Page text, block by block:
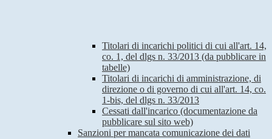
Titolari di incarichi politici di cui all'art. 14,
co. 1, del dlgs n. 33/2013 (da pubblicare in
tabelle)
Titolari di incarichi di amministrazione, di
direzione o di governo di cui all'art. 14, co.
1-bis, del dlgs n. 33/2013
Cessati dall'incarico (documentazione da
pubblicare sul sito web)
Sanzioni per mancata comunicazione dei dati